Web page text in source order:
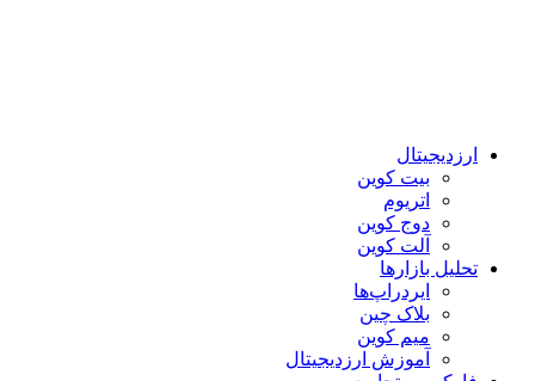
ارزدیجیتال
بیت کوین
اتریوم
دوج کوین
آلت کوین
تحلیل بازارها
ایردراپ‌ها
بلاک چین
میم کوین‌
آموزش ارزدیجیتال